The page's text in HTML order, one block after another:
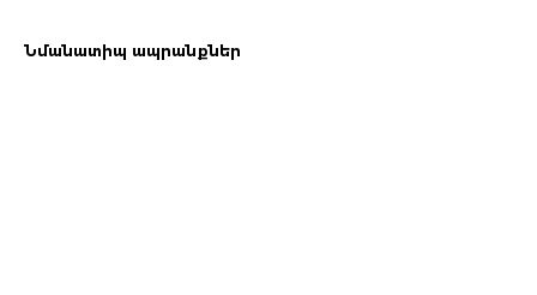
Նմանատիպ ապրանքներ